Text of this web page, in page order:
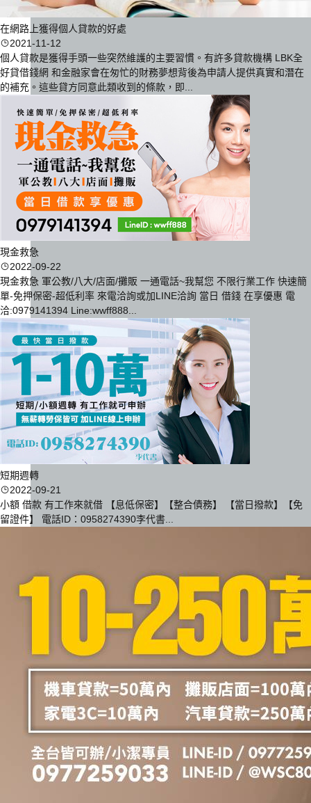
在網路上獲得個人貸款的好處
2021-11-12
個人貸款是獲得手頭一些突然維護的主要習慣。有許多貸款機構 LBK全
好貸借錢網 和金融家會在匆忙的財務夢想背後為申請人提供真實和潛在
的補充。這些貸方同意此類收到的條款，即...
現金救急
2022-09-22
現金救急 軍公教/八大/店面/攤販 一通電話~我幫您 不限行業工作 快速簡
單-免押保密-超低利率 來電洽詢或加LINE洽詢 當日 借錢 在享優惠 電
洽:0979141394 Line:wwff888...
短期週轉
2022-09-21
小額 借款 有工作來就借 【息低保密】【整合債務】 【當日撥款】【免
留證件】 電話ID：0958274390李代書...